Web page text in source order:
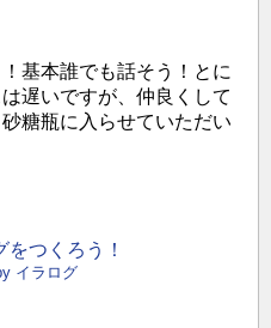
基本誰でも話そう！とに
遅いですが、仲良くして
糖瓶に入らせていただい
つくろう！
イラログ